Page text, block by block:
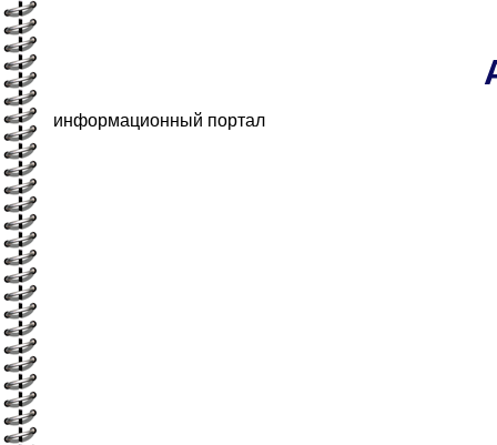
информационный портал